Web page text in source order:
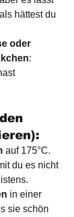
hättest du
oder
:
auf 175°C.
du es nicht
in einer
sie schön